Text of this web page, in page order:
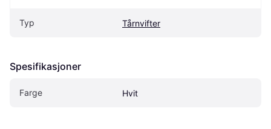
Typ Tårnvifter
Spesifikasjoner
Farge Hvit